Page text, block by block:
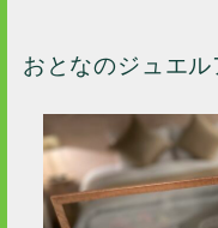
おとなのジュエ